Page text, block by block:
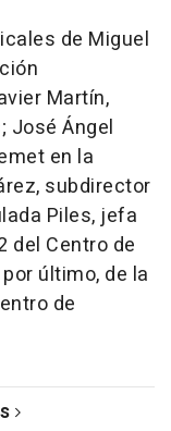
de Miguel
Martín,
José Ángel
en la
subdirector
Piles, jefa
del Centro de
último, de la
de